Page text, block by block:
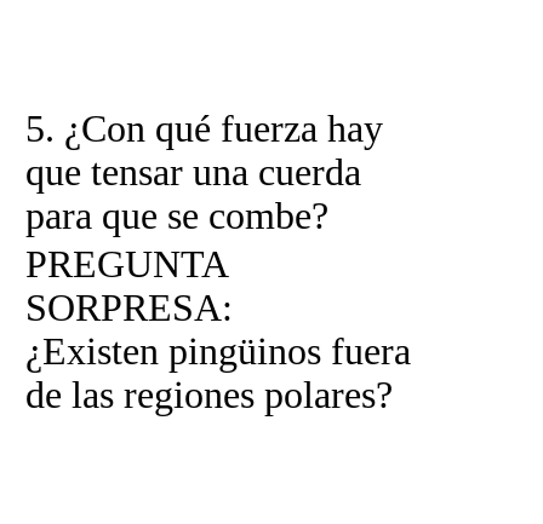
5. ¿Con qué fuerza hay
que tensar una cuerda
para que se combe?
PREGUNTA
SORPRESA:
¿Existen pingüinos fuera
de las regiones polares?